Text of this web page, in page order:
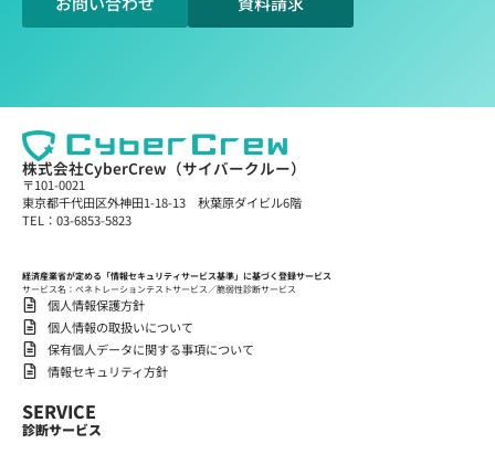
株式会社CyberCrew（サイバークルー）
〒101-0021
東京都千代田区外神田1-18-13 秋葉原ダイビル6階
TEL：03-6853-5823
経済産業省が定める「情報セキュリティサービス基準」に基づく登録サービス
サービス名：ペネトレーションテストサービス／脆弱性診断サービス
個人情報保護方針
個人情報の取扱いについて
保有個人データに関する事項について
情報セキュリティ方針
SERVICE
診断サービス